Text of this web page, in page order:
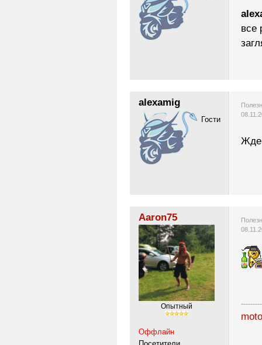
все
alexamig
Гости
Aaron75
Опытный
Оффлайн